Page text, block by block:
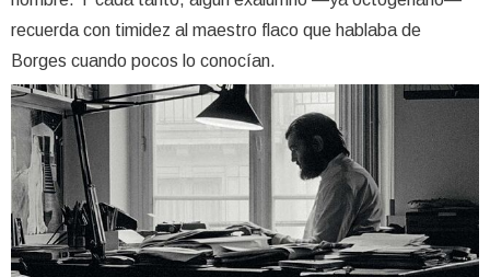
recuerda con timidez al maestro flaco que hablaba de
Borges cuando pocos lo conocían.